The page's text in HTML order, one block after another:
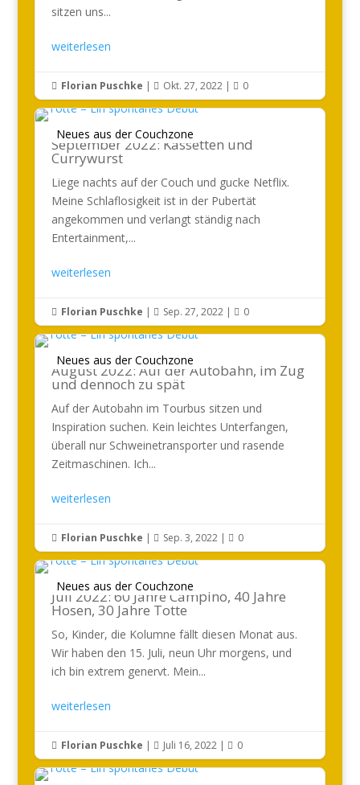
sitzen uns...
weiterlesen
 Florian Puschke |  Okt. 27, 2022|  0
Neues aus der Couchzone
September 2022: Kassetten und
Currywurst
Liege nachts auf der Couch und gucke Netflix.
Meine Schlaflosigkeit ist in der Pubertät
angekommen und verlangt ständig nach
Entertainment,...
weiterlesen
 Florian Puschke |  Sep. 27, 2022|  0
Neues aus der Couchzone
August 2022: Auf der Autobahn, im Zug
und dennoch zu spät
Auf der Autobahn im Tourbus sitzen und
Inspiration suchen. Kein leichtes Unterfangen,
überall nur Schweinetransporter und rasende
Zeitmaschinen. Ich...
weiterlesen
 Florian Puschke |  Sep. 3, 2022|  0
Neues aus der Couchzone
Juli 2022: 60 Jahre Campino, 40 Jahre
Hosen, 30 Jahre Totte
So, Kinder, die Kolumne fällt diesen Monat aus.
Wir haben den 15. Juli, neun Uhr morgens, und
ich bin extrem genervt. Mein...
weiterlesen
 Florian Puschke |  Juli 16, 2022|  0